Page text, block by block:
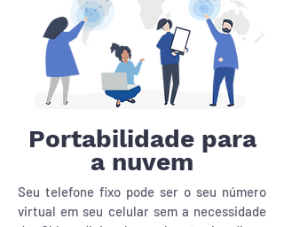
Portabilidade para
a nuvem
Seu telefone fixo pode ser o seu número
virtual em seu celular sem a necessidade